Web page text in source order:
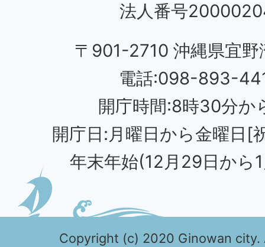
法人番号
〒901-2710 沖縄県宜野
電話:098-893-
開庁時間:8時30分か
開庁日:月曜日から金曜日[
年末年始(12月29日から
Copyright (c) 2020 Ginowan city.